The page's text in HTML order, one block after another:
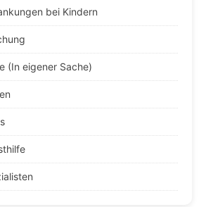
bei Kindern
(In eigener Sache)